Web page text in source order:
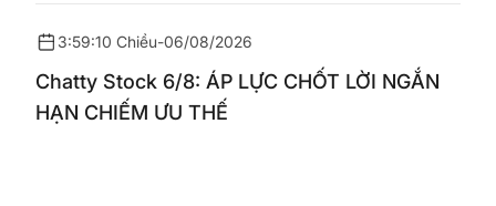
3:59:10 Chiều-06/08/2026
Chatty Stock 6/8: ÁP LỰC CHỐT LỜI NGẮN
HẠN CHIẾM ƯU THẾ